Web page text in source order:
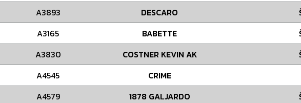
A3893 DESCARO
A3165 BABETTE
A3830 COSTNER KEVIN AK
A4545 CRIME
A4579 1878 GALJARDO